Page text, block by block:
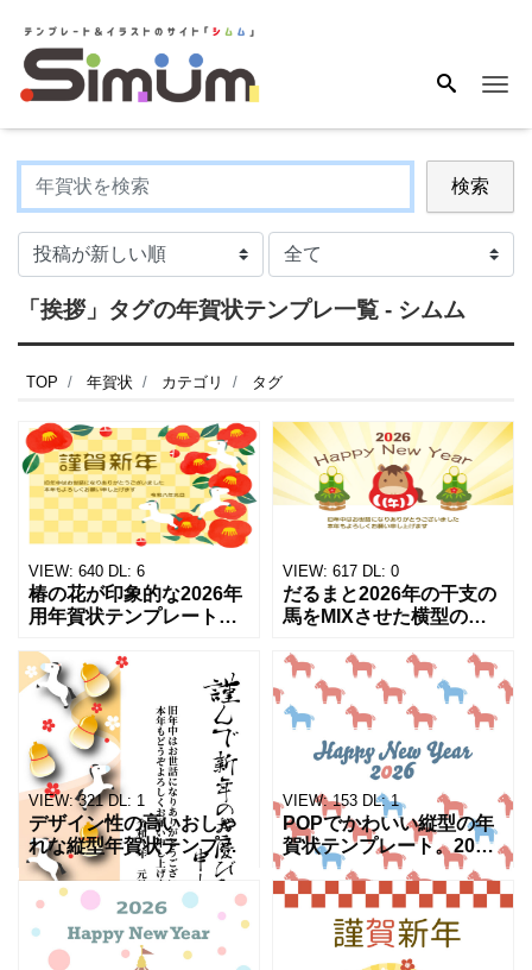
検索
「挨拶」タグの年賀状テンプレ一覧 - シムム
TOP 年賀状 カテゴリ タグ
VIEW: 640 DL: 6
椿の花が印象的な2026年
用年賀状テンプレート
様の背景に椿のフレーム
が添えられた華やかなデ
ザインです。3匹の白馬が
かわいくポイントで入っ
て
VIEW: 617 DL: 0
だるまと2026年の干支の
馬をMIXさせた横型の縁
ト。ポップなデザイン
で、親しい方への挨拶に
ぴったりです。門松のイ
ラストを添えてよりお正
月ら
VIEW: 321 DL: 1
デザイン性の高いおしゃ
れな縦型年賀状テンプレ
ート。2026年（令和8
年）の干支・馬を取り入
れた和風デザインで、上
品さと清潔感が魅力で
す。 Word・PDF形式の
VIEW: 153 DL: 1
POPでかわいい縦型の年
賀状テンプレート。2026
年（令和8年）の干支・馬
を背景全面にあしらった
おしゃれなデザインで、
ビジネスでも個人でも使
いやすい一枚です。